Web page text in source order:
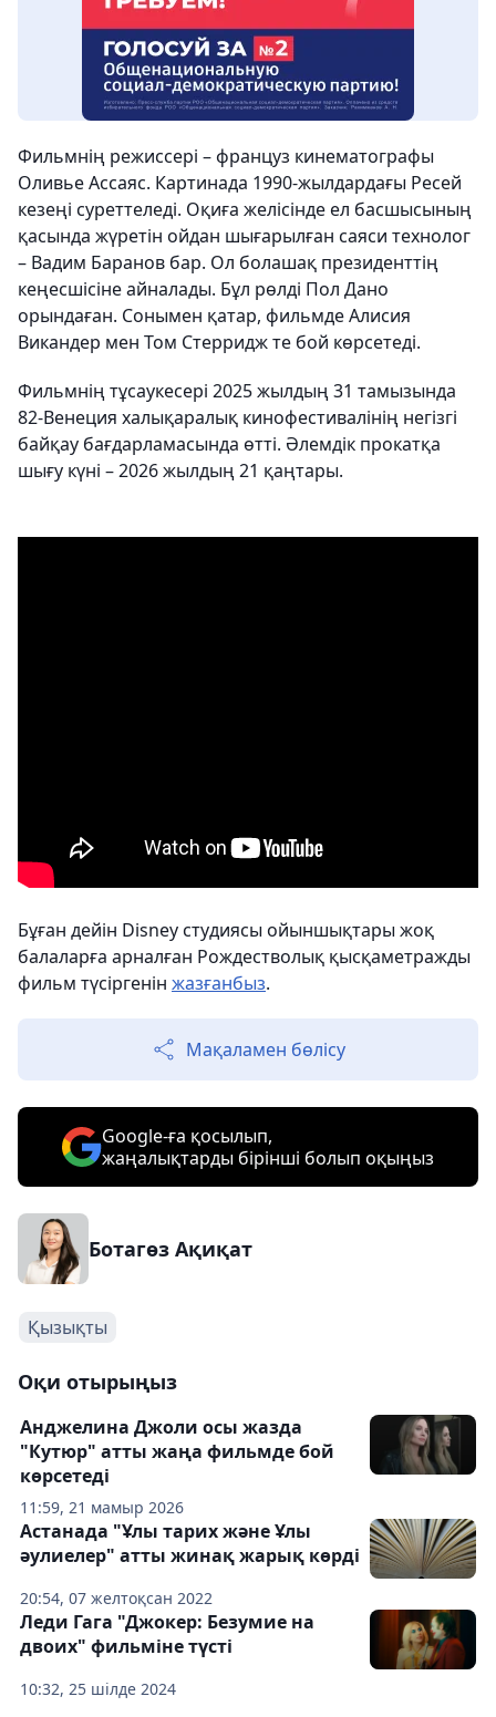
Фильмнің режиссері – француз кинематографы
Оливье Ассаяс. Картинада 1990-жылдардағы Ресей
кезеңі суреттеледі. Оқиға желісінде ел басшысының
қасында жүретін ойдан шығарылған саяси технолог
– Вадим Баранов бар. Ол болашақ президенттің
кеңесшісіне айналады. Бұл рөлді Пол Дано
орындаған. Сонымен қатар, фильмде Алисия
Викандер мен Том Стерридж те бой көрсетеді.
Фильмнің тұсаукесері 2025 жылдың 31 тамызында
82-Венеция халықаралық кинофестивалінің негізгі
байқау бағдарламасында өтті. Әлемдік прокатқа
шығу күні – 2026 жылдың 21 қаңтары.
Бұған дейін Disney студиясы ойыншықтары жоқ
балаларға арналған Рождестволық қысқаметражды
фильм түсіргенін жазғанбыз.
Мақаламен бөлісу
Google-ға қосылып,
жаңалықтарды бірінші болып оқыңыз
Ботагөз Ақиқат
Қызықты
Оқи отырыңыз
11:59, 21 мамыр 2026
Анджелина Джоли осы жазда
"Кутюр" атты жаңа фильмде бой
көрсетеді
20:54, 07 желтоқсан 2022
Астанада "Ұлы тарих және Ұлы
әулиелер" атты жинақ жарық көрді
10:32, 25 шілде 2024
Леди Гага "Джокер: Безумие на
двоих" фильміне түсті